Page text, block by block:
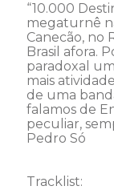
“10.000
megaturnê
Canecão, no
Brasil afora.
paradoxal
mais
de uma
falamos de
peculiar,
Pedro Só
Tracklist: